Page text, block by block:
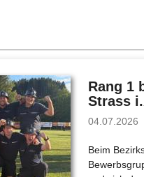
Rang 1
Strass
04.07.2026
Beim